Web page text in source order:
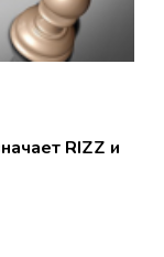
RIZZ и